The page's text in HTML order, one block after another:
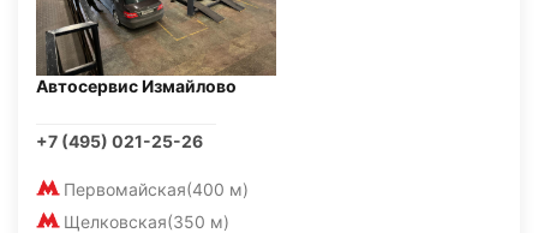
Автосервис Измайлово
+7 (495) 021-25-26
Первомайская(400 м)
Щелковская(350 м)